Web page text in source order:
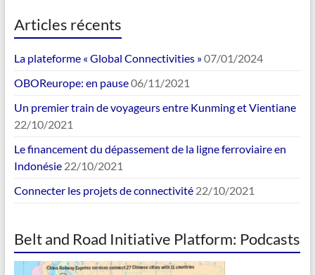
Articles récents
La plateforme « Global Connectivities »07/01/2024
OBOReurope: en pause06/11/2021
Un premier train de voyageurs entre Kunming et Vientiane
22/10/2021
Le financement du dépassement de la ligne ferroviaire en
Indonésie 22/10/2021
Connecter les projets de connectivité 22/10/2021
Belt and Road Initiative Platform: Podcasts